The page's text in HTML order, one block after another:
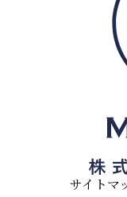
サイトマ